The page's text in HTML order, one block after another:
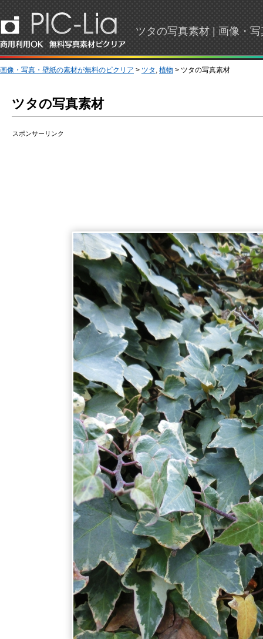
ツタの写真素材 | 画像・
画像・写真・壁紙の素材が無料のピクリア > ツタ , 植物 > ツタの写真素材
ツタの写真素材
スポンサーリンク